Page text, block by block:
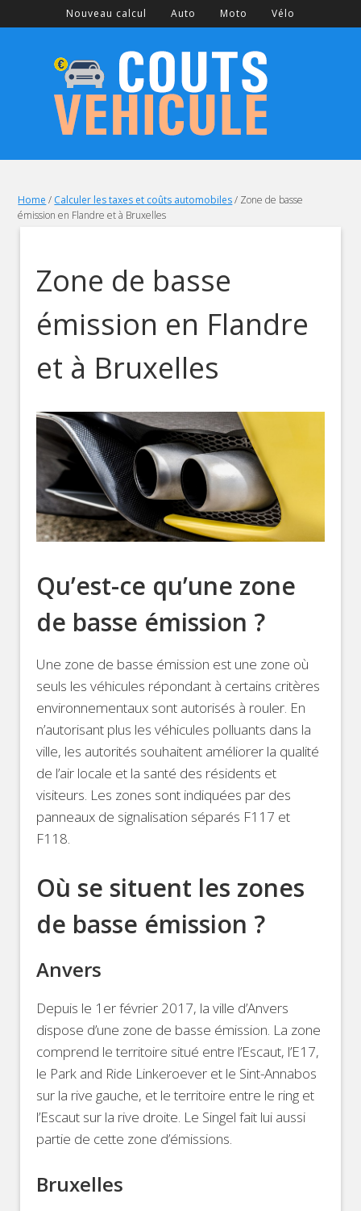
Nouveau calcul Auto Moto Vélo
Home / Calculer les taxes et coûts automobiles/ Zone de basse
émission en Flandre et à Bruxelles
Zone de basse
émission en Flandre
et à Bruxelles
Qu’est-ce qu’une zone
de basse émission ?
Une zone de basse émission est une zone où
seuls les véhicules répondant à certains critères
environnementaux sont autorisés à rouler. En
n’autorisant plus les véhicules polluants dans la
ville, les autorités souhaitent améliorer la qualité
de l’air locale et la santé des résidents et
visiteurs. Les zones sont indiquées par des
panneaux de signalisation séparés F117 et
F118.
Où se situent les zones
de basse émission ?
Anvers
Depuis le 1er février 2017, la ville d’Anvers
dispose d’une zone de basse émission. La zone
comprend le territoire situé entre l’Escaut, l’E17,
le Park and Ride Linkeroever et le Sint-Annabos
sur la rive gauche, et le territoire entre le ring et
l’Escaut sur la rive droite. Le Singel fait lui aussi
partie de cette zone d’émissions.
Bruxelles